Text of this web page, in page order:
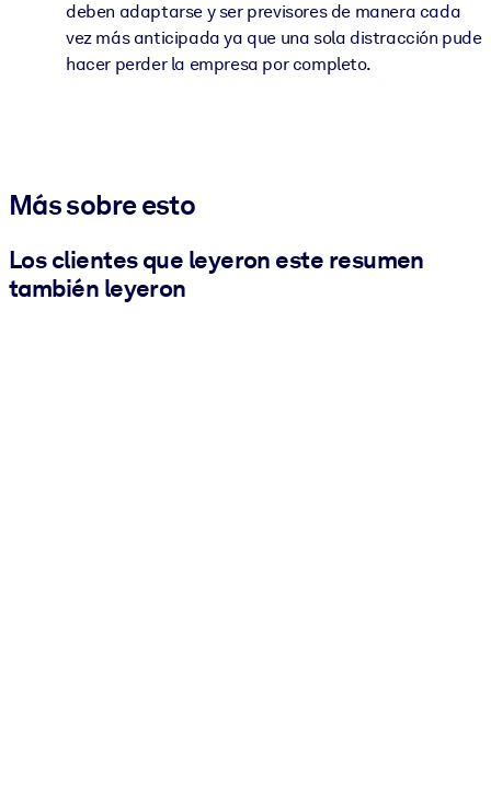
deben adaptarse y ser previsores de manera cada
vez más anticipada ya que una sola distracción pude
hacer perder la empresa por completo.
Más sobre esto
Los clientes que leyeron este resumen
también leyeron